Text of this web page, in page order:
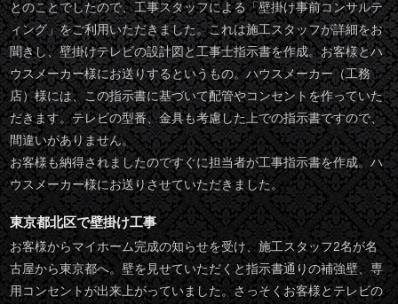
とのことでしたので、工事スタッフによる「壁掛け事前コンサルテ
ィング」をご利用いただきました。これは施工スタッフが詳細をお
聞きし、壁掛けテレビの設計図と工事士指示書を作成。お客様とハ
ウスメーカー様にお送りするというもの。ハウスメーカー（工務
店）様には、この指示書に基づいて配管やコンセントを作っていた
だきます。テレビの型番、金具も考慮した上での指示書ですので、
間違いがありません。
お客様も納得されましたのですぐに担当者が工事指示書を作成。ハ
ウスメーカー様にお送りさせていただきました。
東京都北区で壁掛け工事
お客様からマイホーム完成の知らせを受け、施工スタッフ2名が名
古屋から東京都へ。壁を見せていただくと指示書通りの補強壁、専
用コンセントが出来上がっていました。さっそくお客様とテレビの